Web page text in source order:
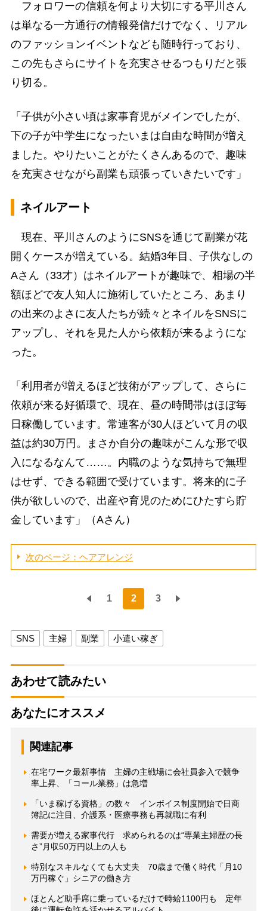
フォロワーの信頼を何より大切にする平川さん
は単なる一方通行の情報発信だけでなく、リアル
のファッションイベントなども随時行っており、
この先もさらにサイトを充実させるつもりだと張
り切る。
「子供が小さい頃は家事育児がメインでしたが、
下の子が中学生になったいまは自由な時間が増え
ました。やりたいことがたくさんあるので、趣味
を充実させながら副業も頑張っていきたいです」
ネイルアート
現在、平川さんのようにSNSを通じて副業が花
開くケースが増えている。結婚3年目、子供なしの
Aさん（33才）はネイルアートが趣味で、相場の半
額ほどで友人知人に施術していたところ、あまり
の出来のよさに友人たちが続々とネイルをSNSに
アップし、それを見た人から依頼が来るようにな
った。
「利用者が増えるほど技術がアップして、さらに
依頼が来る好循環で、現在、昼の時間帯はほぼ毎
日稼働しています。常連客が30人ほどいて月の収
益は約30万円。まさか自分の趣味がこんな形で収
入になるなんて……。内職のような気持ちで無理
はせず、できる範囲で受けています。将来的に子
供が欲しいので、出産や育児のためにひたすら貯
金しています」（Aさん）
次のページ：ヘアアレンジ
1 2 3
SNS 主婦 副業 小遣い稼ぎ
あわせて読みたい
あなたにオススメ
関連記事
在宅ワーク最新事情 主婦の主戦場に会社員参入で競争
率上昇、「コール業務」は急増
「いま稼げる資格」の数々 インボイス制度開始で日商
簿記に注目、介護系・医療事務も再就職に有利
需要が増える家事代行 求められるのは“専業主婦歴の長
さ”月収50万円以上の人も
特別なスキルなくても大丈夫 70歳まで働く時代「月10
万円稼ぐ」シニアの働き方
ほとんど助手席に乗っているだけで時給1100円も 定年